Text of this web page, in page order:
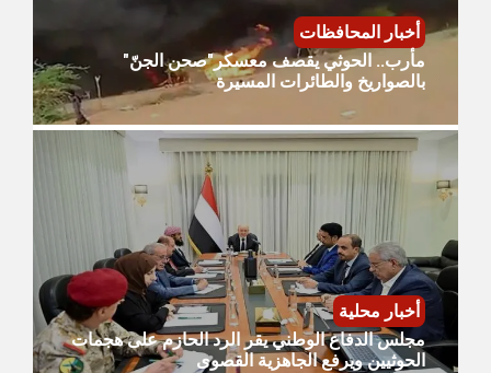
أخبار المحافظات
مأرب.. الحوثي يقصف معسكر"صحن الجنّ"
بالصواريخ والطائرات المسيرة
أخبار محلية
مجلس الدفاع الوطني يقر الرد الحازم على هجمات
الحوثيين ويرفع الجاهزية القصوى